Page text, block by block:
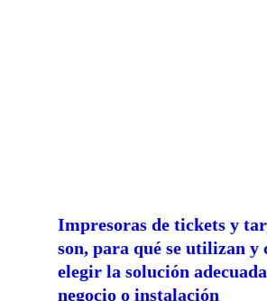
Impresoras de tickets y
son, para qué se utilizan y
elegir la solución
negocio o instalación